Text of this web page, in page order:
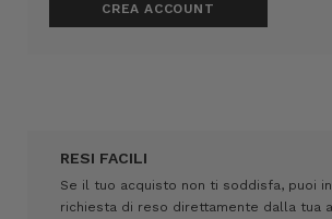
CREA ACCOUNT
RESI FACILI
Se il tuo acquisto non ti soddisfa, puoi
richiesta di reso direttamente dalla tua